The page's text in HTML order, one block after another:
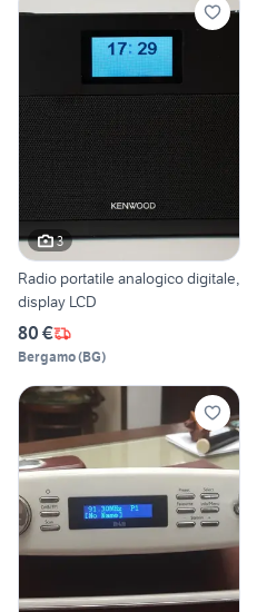
3
Radio portatile analogico digitale,
display LCD
80 €
Bergamo(BG)